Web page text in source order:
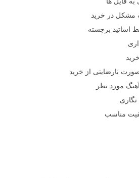
مشکل در خرید
اساتید برجسته
نارضایتی از خرید
مورد نظر
نگاری
مناسب